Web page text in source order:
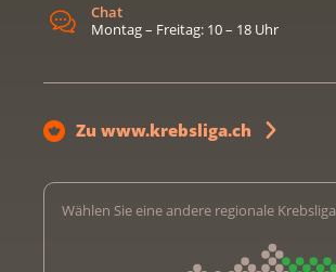
Chat
Montag – Freitag: 10 – 18 Uhr
Zu www.krebsliga.ch
Wählen Sie eine andere regionale Krebsliga